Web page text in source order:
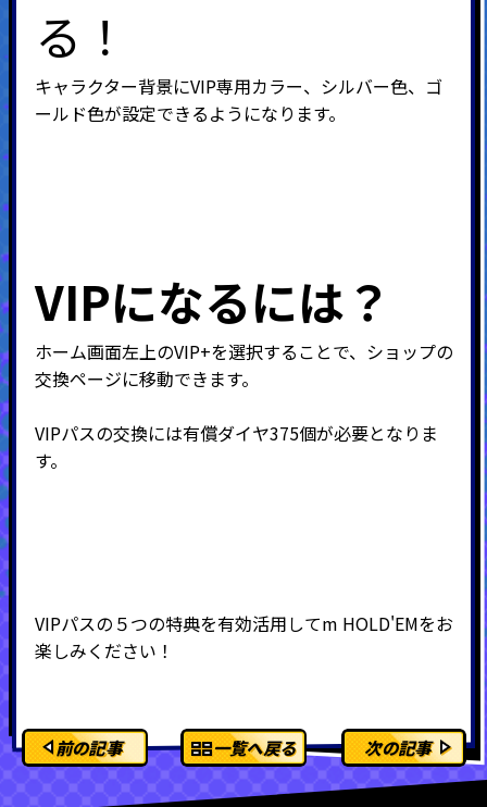
る！
キャラクター背景にVIP専用カラー、シルバー色、ゴ
ールド色が設定できるようになります。
VIPになるには？
ホーム画面左上のVIP+を選択することで、ショップの
交換ページに移動できます。
VIPパスの交換には有償ダイヤ375個が必要となりま
す。
VIPパスの５つの特典を有効活用してm HOLD'EMをお
楽しみください！
前の記事 一覧へ戻る 次の記事